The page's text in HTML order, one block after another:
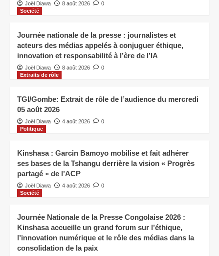
Joël Diawa 8 août 2026
0
Société
Journée nationale de la presse : journalistes et
acteurs des médias appelés à conjuguer éthique,
innovation et responsabilité à l’ère de l’IA
Joël Diawa 8 août 2026
0
Extraits de rôle
TGI/Gombe: Extrait de rôle de l’audience du mercredi
05 août 2026
Joël Diawa 4 août 2026
0
Politique
Kinshasa : Garcin Bamoyo mobilise et fait adhérer
ses bases de la Tshangu derrière la vision « Progrès
partagé » de l’ACP
Joël Diawa 4 août 2026
0
Société
Journée Nationale de la Presse Congolaise 2026 :
Kinshasa accueille un grand forum sur l’éthique,
l’innovation numérique et le rôle des médias dans la
consolidation de la paix